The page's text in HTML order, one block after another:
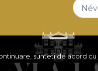
sunteti de acord cu
Név